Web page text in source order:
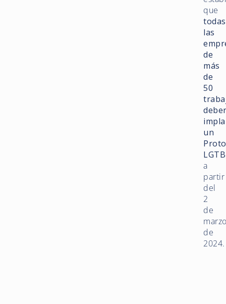
que
todas
las
de
más
de
50
un
a
partir
del
2
de
de